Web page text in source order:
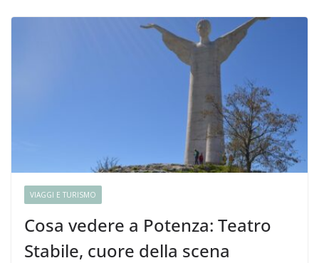
VIAGGI E TURISMO
Cosa vedere a Potenza: Teatro
Stabile, cuore della scena